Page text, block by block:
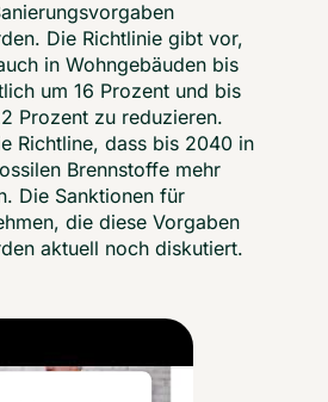
Die Richtlinie gibt vor,
in Wohngebäuden bis
um 16 Prozent und bis
Prozent zu reduzieren.
Richtline, dass bis 2040 in
Brennstoffe mehr
Die Sanktionen für
die diese Vorgaben
aktuell noch diskutiert.